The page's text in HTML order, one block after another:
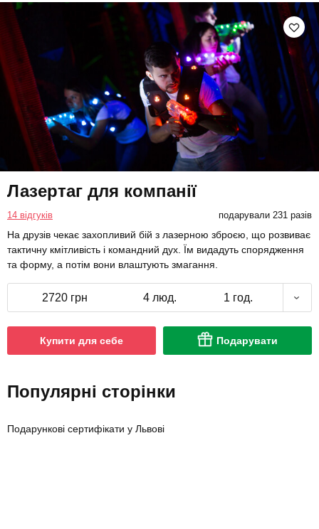
Лазертаг для компанії
14 відгуків подарували 231 разів
На друзів чекає захопливий бій з лазерною зброєю, що розвиває
тактичну кмітливість і командний дух. Їм видадуть спорядження
та форму, а потім вони влаштують змагання.
2720 грн 4 люд. 1 год.
Купити для себе Подарувати
Популярні сторінки
Подарункові сертифікати у Львові